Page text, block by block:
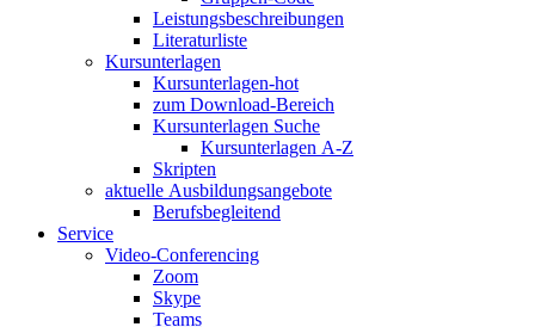
Leistungsbeschreibungen
Literaturliste
Kursunterlagen
Kursunterlagen-hot
zum Download-Bereich
Kursunterlagen Suche
Kursunterlagen A-Z
Skripten
aktuelle Ausbildungsangebote
Berufsbegleitend
Service
Video-Conferencing
Zoom
Skype
Teams